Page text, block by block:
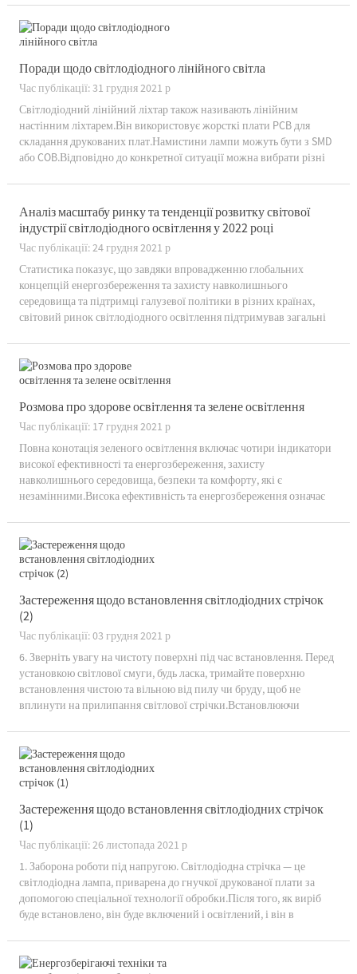
потужності освітлення»: низький коефіцієнт потужності означає,
що т...
Поради щодо світлодіодного лінійного світла
Час публікації: 31 грудня 2021 р
Світлодіодний лінійний ліхтар також називають лінійним
настінним ліхтарем.Він використовує жорсткі плати PCB для
складання друкованих плат.Намистини лампи можуть бути з SMD
або COB.Відповідно до конкретної ситуації можна вибрати різні
щоб ви дізналися більше про лінійні ліхтарі...
Аналіз масштабу ринку та тенденції розвитку світової
індустрії світлодіодного освітлення у 2022 році
Час публікації: 24 грудня 2021 р
Статистика показує, що завдяки впровадженню глобальних
концепцій енергозбереження та захисту навколишнього
середовища та підтримці галузевої політики в різних країнах,
світовий ринок світлодіодного освітлення підтримував загальні
forward-l...
Розмова про здорове освітлення та зелене освітлення
Час публікації: 17 грудня 2021 р
Повна конотація зеленого освітлення включає чотири індикатори
високої ефективності та енергозбереження, захисту
навколишнього середовища, безпеки та комфорту, які є
незамінними.Висока ефективність та енергозбереження означає
електроенергії, тим самим значущ...
Застереження щодо встановлення світлодіодних стрічок
(2)
Час публікації: 03 грудня 2021 р
6. Зверніть увагу на чистоту поверхні під час встановлення. Перед
установкою світлової смуги, будь ласка, тримайте поверхню
встановлення чистою та вільною від пилу чи бруду, щоб не
вплинути на прилипання світлової стрічки.Встановлюючи
Застереження щодо встановлення світлодіодних стрічок
(1)
Час публікації: 26 листопада 2021 р
1. Заборона роботи під напругою. Світлодіодна стрічка — це
світлодіодна лампа, приварена до гнучкої друкованої плати за
допомогою спеціальної технології обробки.Після того, як виріб
буде встановлено, він буде включений і освітлений, і він в
освітлення.Звичайними типами є низьковольтні 12 В і 24 В...